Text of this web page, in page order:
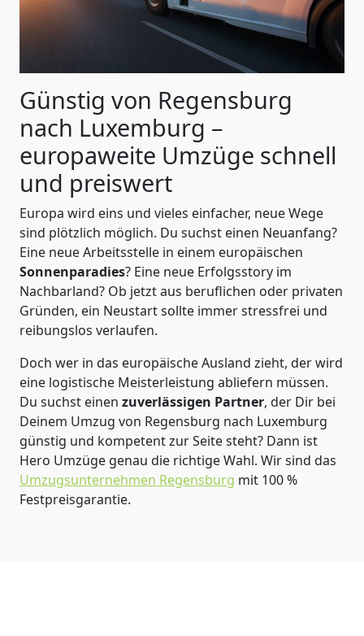
Günstig von Regensburg
nach Luxemburg –
europaweite Umzüge schnell
und preiswert
Europa wird eins und vieles einfacher, neue Wege
sind plötzlich möglich. Du suchst einen Neuanfang?
Eine neue Arbeitsstelle in einem europäischen
Sonnenparadies? Eine neue Erfolgsstory im
Nachbarland? Ob jetzt aus beruflichen oder privaten
Gründen, ein Neustart sollte immer stressfrei und
reibungslos verlaufen.
Doch wer in das europäische Ausland zieht, der wird
eine logistische Meisterleistung abliefern müssen.
Du suchst einen zuverlässigen Partner, der Dir bei
Deinem Umzug von Regensburg nach Luxemburg
günstig und kompetent zur Seite steht? Dann ist
Hero Umzüge genau die richtige Wahl. Wir sind das
Umzugsunternehmen Regensburg mit 100 %
Festpreisgarantie.